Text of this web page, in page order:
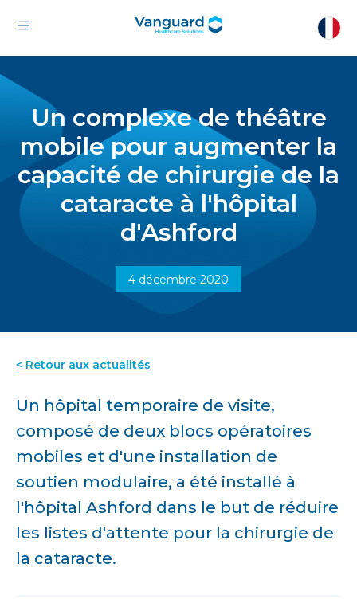
Un complexe de théâtre
mobile pour augmenter la
capacité de chirurgie de la
cataracte à l'hôpital
d'Ashford
4 décembre 2020
< Retour aux actualités
Un hôpital temporaire de visite,
composé de deux blocs opératoires
mobiles et d'une installation de
soutien modulaire, a été installé à
l'hôpital Ashford dans le but de réduire
les listes d'attente pour la chirurgie de
la cataracte.